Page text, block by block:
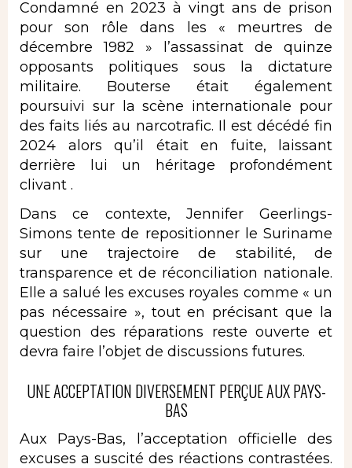
Condamné en 2023 à vingt ans de prison
pour son rôle dans les « meurtres de
décembre 1982 » l’assassinat de quinze
opposants politiques sous la dictature
militaire. Bouterse était également
poursuivi sur la scène internationale pour
des faits liés au narcotrafic. Il est décédé fin
2024 alors qu’il était en fuite, laissant
derrière lui un héritage profondément
clivant .
Dans ce contexte, Jennifer Geerlings-
Simons tente de repositionner le Suriname
sur une trajectoire de stabilité, de
transparence et de réconciliation nationale.
Elle a salué les excuses royales comme « un
pas nécessaire », tout en précisant que la
question des réparations reste ouverte et
devra faire l’objet de discussions futures.
UNE ACCEPTATION DIVERSEMENT PERÇUE AUX PAYS-
BAS
Aux Pays-Bas, l’acceptation officielle des
excuses a suscité des réactions contrastées.